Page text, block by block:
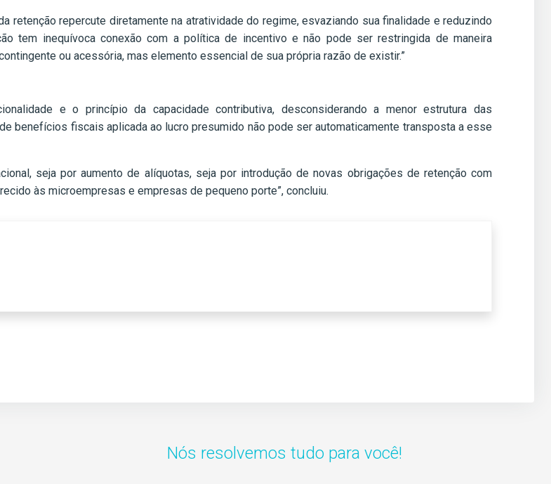
retenção repercute diretamente na atratividade do regime, esvaziando sua finalidade e reduzindo
tem inequívoca conexão com a política de incentivo e não pode ser restringida de maneira
ou acessória, mas elemento essencial de sua própria razão de existir.”
e o princípio da capacidade contributiva, desconsiderando a menor estrutura das
benefícios fiscais aplicada ao lucro presumido não pode ser automaticamente transposta a esse
seja por aumento de alíquotas, seja por introdução de novas obrigações de retenção com
às microempresas e empresas de pequeno porte”, concluiu.
Nós resolvemos tudo para você!